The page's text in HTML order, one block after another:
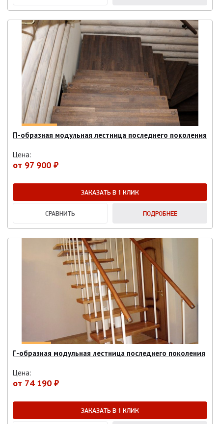
П-образная модульная лестница последнего поколения
Цена:
от 97 900 ₽
ЗАКАЗАТЬ В 1 КЛИК
СРАВНИТЬ ПОДРОБНЕЕ
Г-образная модульная лестница последнего поколения
Цена:
от 74 190 ₽
ЗАКАЗАТЬ В 1 КЛИК